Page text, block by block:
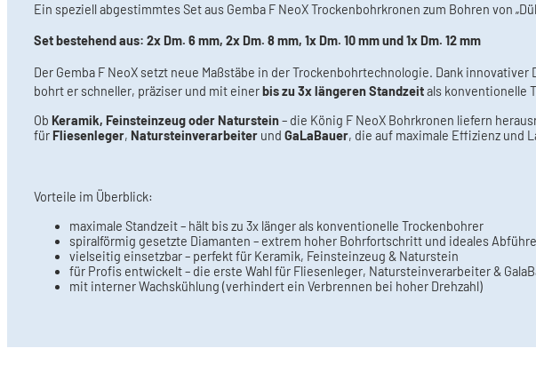
Ein speziell abgestimmtes Set aus Gemba F NeoX Trockenbohrkronen zum Bohren von
Set bestehend aus: 2x Dm. 6 mm, 2x Dm. 8 mm, 1x Dm. 10 mm und 1x Dm. 12 mm
Der Gemba F NeoX setzt neue Maßstäbe in der Trockenbohrtechnologie. Dank innovativer
bohrt er schneller, präziser und mit einerbis zu 3x längeren Standzeitals konventionelle
Ob Keramik, Feinsteinzeug oder Naturstein– die König F NeoX Bohrkronen liefern
fürFliesenleger, Natursteinverarbeiter und GaLaBauer, die auf maximale Effizienz und
Vorteile im Überblick:
maximale Standzeit – hält bis zu 3x länger als konventionelle Trockenbohrer
spiralförmig gesetzte Diamanten – extrem hoher Bohrfortschritt und ideales
vielseitig einsetzbar – perfekt für Keramik, Feinsteinzeug & Naturstein
für Profis entwickelt – die erste Wahl für Fliesenleger, Natursteinverarbeiter &
mit interner Wachskühlung (verhindert ein Verbrennen bei hoher Drehzahl)